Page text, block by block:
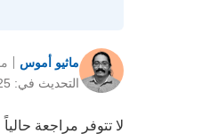
ماثيو أموس
التحديث في: 18/05/2025
لا تتوفر مراجعة